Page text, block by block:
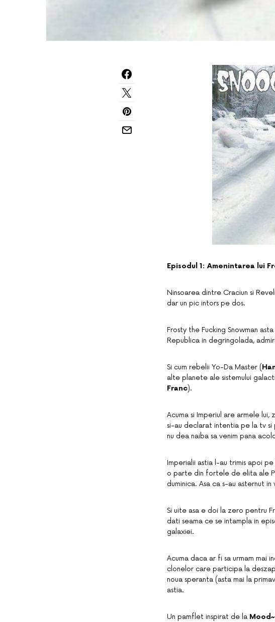
Episodul 1: Amenintarea lui
Ninsoarea dintre Craciun si
dar un pic intors pe dos.
Frosty the Fucking Snowman
Republica in degringolada,
Si cum rebelii Yo-Da Master (
alte planete ale sistemului
Franc).
Acuma si Imperiul are armele
si-au declarat intentia pe la tv si
nu dea naiba sa venim pana
Imperialii astia l-au trimis apoi pe
o parte din fortele de elita ale
duminica. Asa ca s-au asternut in
Si uite asa e doi la zero pentru
dati seama ce se intampla in
galaxiei.
Acuma daca ar fi sa urmam mai
clonelor care participa la
noua speranta (asta mai la
astia.
Un pamflet inspirat de la